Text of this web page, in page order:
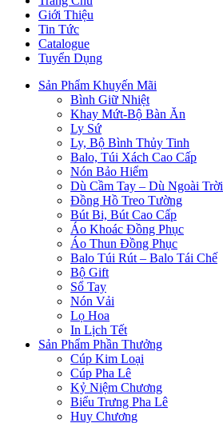
Giới Thiệu
Tin Tức
Catalogue
Tuyển Dụng
Sản Phẩm Khuyến Mãi
Bình Giữ Nhiệt
Khay Mứt-Bộ Bàn Ăn
Ly Sứ
Ly, Bộ Bình Thủy Tinh
Balo, Túi Xách Cao Cấp
Nón Bảo Hiểm
Dù Cầm Tay – Dù Ngoài Trời
Đồng Hồ Treo Tường
Bút Bi, Bút Cao Cấp
Áo Khoác Đồng Phục
Áo Thun Đồng Phục
Balo Túi Rút – Balo Tái Chế
Bộ Gift
Sổ Tay
Nón Vải
Lọ Hoa
In Lịch Tết
Sản Phẩm Phần Thưởng
Cúp Kim Loại
Cúp Pha Lê
Kỷ Niệm Chương
Biểu Trưng Pha Lê
Huy Chương